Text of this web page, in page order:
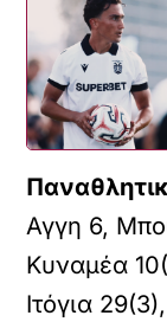
Αγγη 6,
Κυναμέα
Ιτόγια